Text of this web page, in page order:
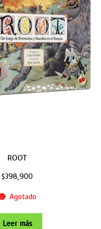
ROOT
$398,900
Agotado
Leer más